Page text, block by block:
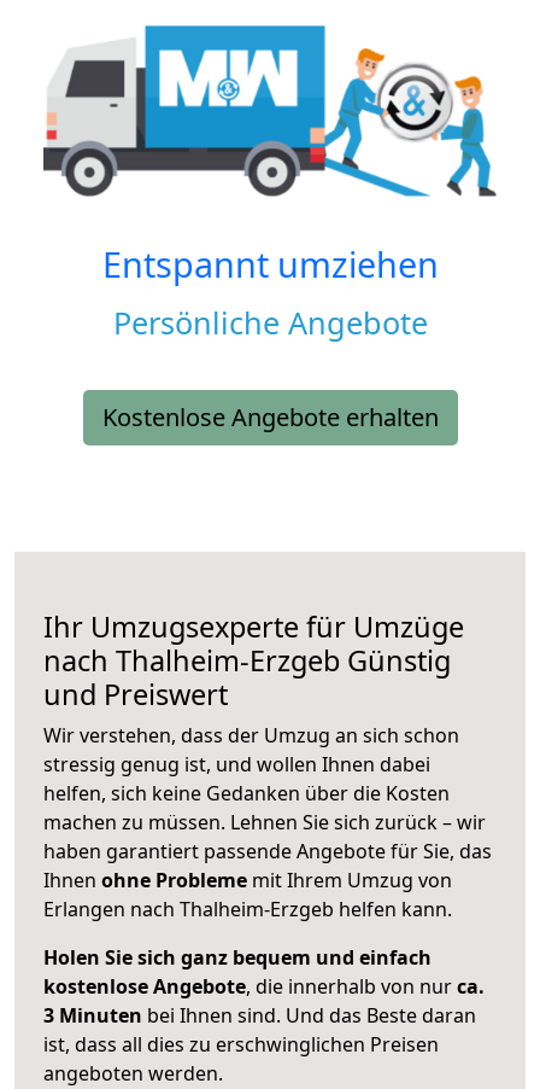
Entspannt umziehen
Persönliche Angebote
Kostenlose Angebote erhalten
Ihr Umzugsexperte für Umzüge
nach Thalheim-Erzgeb Günstig
und Preiswert
Wir verstehen, dass der Umzug an sich schon
stressig genug ist, und wollen Ihnen dabei
helfen, sich keine Gedanken über die Kosten
machen zu müssen. Lehnen Sie sich zurück – wir
haben garantiert passende Angebote für Sie, das
Ihnen ohne Probleme mit Ihrem Umzug von
Erlangen nach Thalheim-Erzgeb helfen kann.
Holen Sie sich ganz bequem und einfach
kostenlose Angebote, die innerhalb von nurca.
3 Minuten bei Ihnen sind. Und das Beste daran
ist, dass all dies zu erschwinglichen Preisen
angeboten werden.